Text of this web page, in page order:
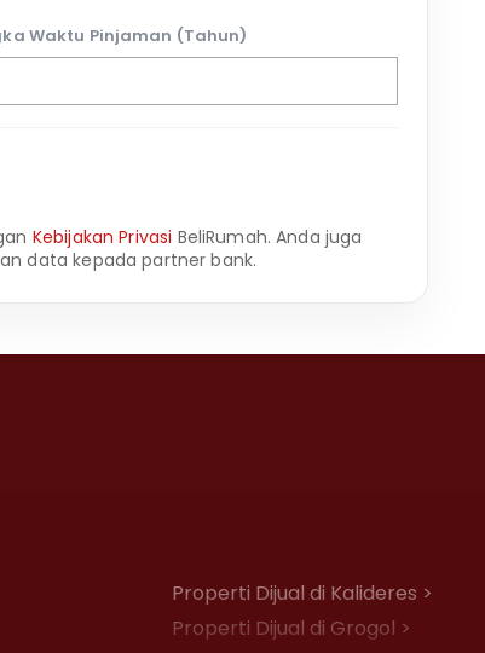
Waktu Pinjaman (Tahun)
Kebijakan Privasi BeliRumah. Anda juga
data kepada partner bank.
Properti Dijual di Kalideres >
Properti Dijual di Grogol >